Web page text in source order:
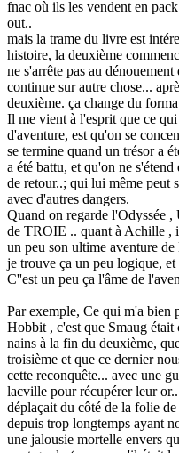
fnac où ils les vendent en
out..
mais la trame du livre est
histoire, la deuxième
ne s'arrête pas au
continue sur autre chose...
deuxième. ça change du
Il me vient à l'esprit que ce
d'aventure, est qu'on se
se termine quand un trésor a
a été battu, et qu'on ne
de retour..; qui lui même peut
avec d'autres dangers.
Quand on regarde l'Odyssée
de TROIE .. quant à Achille ,
un peu son ultime aventure
je trouve ça un peu logique, et
C''est un peu ça l'âme de
Par exemple, Ce qui m'a bien
Hobbit , c'est que Smaug était
nains à la fin du deuxième,
troisième et que ce dernier
cette reconquête... avec une
lacville pour récupérer leur
déplaçait du côté de la folie
depuis trop longtemps ayant
une jalousie mortelle envers